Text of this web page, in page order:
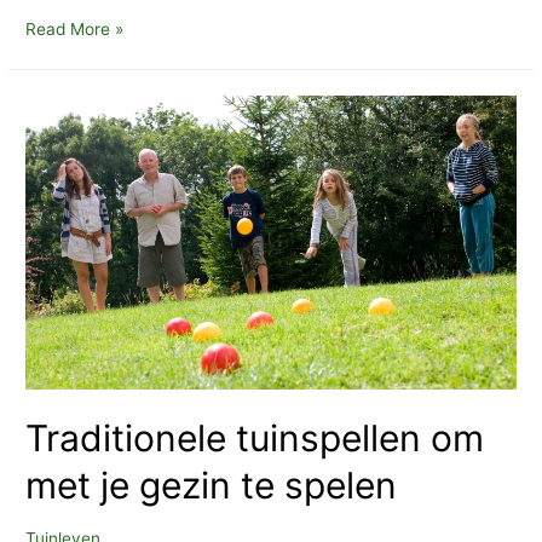
Redenen
tuinmeubelen
zou
moeten
hebben
Read More »
Traditionele tuinspellen om
met je gezin te spelen